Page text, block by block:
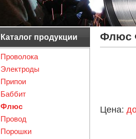
Каталог продукции
Проволока
Электроды
Припои
Баббит
Флюс
Провод
Порошки
Флюс
Цена: